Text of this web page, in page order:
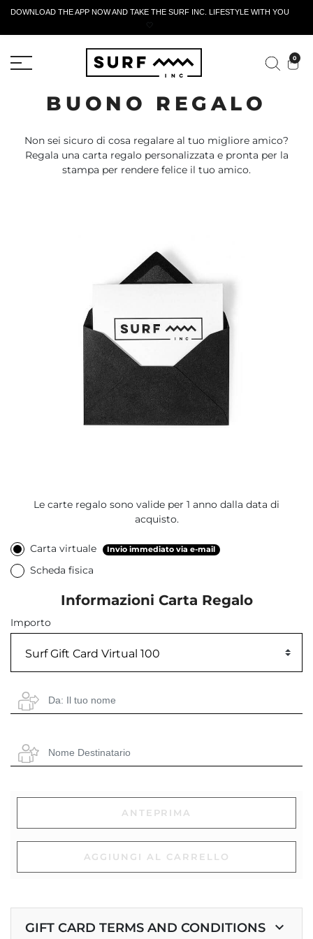
DOWNLOAD THE APP NOW AND TAKE THE SURF INC. LIFESTYLE WITH YOU
🤍
0
BUONO REGALO
Non sei sicuro di cosa regalare al tuo migliore amico?
Regala una carta regalo personalizzata e pronta per la
stampa per rendere felice il tuo amico.
Le carte regalo sono valide per 1 anno dalla data di
acquisto.
Carta virtuale Invio immediato via e-mail
Scheda fisica
Informazioni Carta Regalo
Importo
Surf Gift Card Virtual 100
ANTEPRIMA
AGGIUNGI AL CARRELLO
keyboard_arrow_down
GIFT CARD TERMS AND CONDITIONS
MODULO DI RESTITUZIONE ATTIVO